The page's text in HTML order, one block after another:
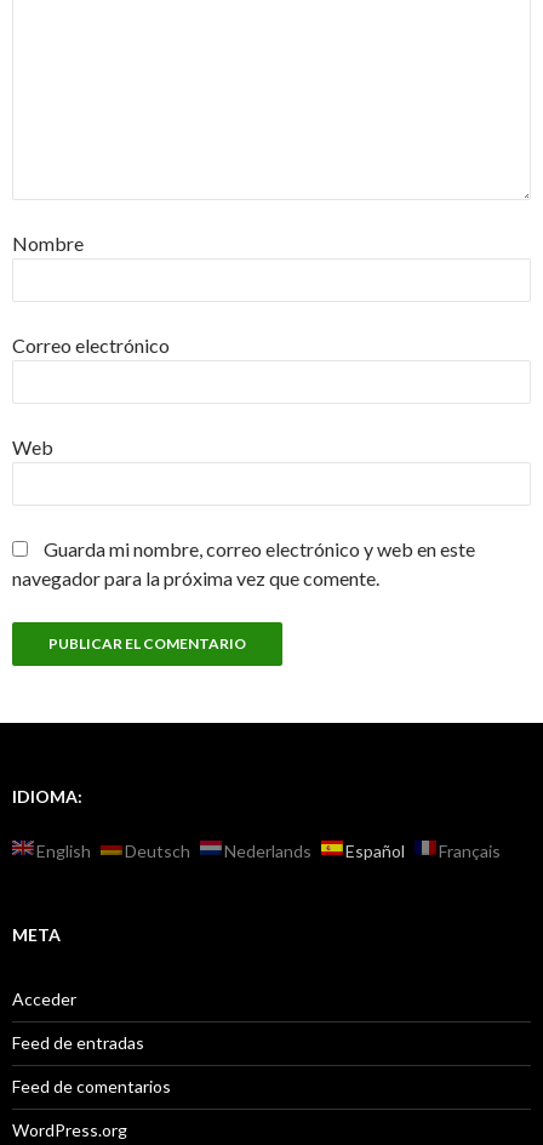
Nombre
Correo electrónico
Web
Guarda mi nombre, correo electrónico y web en este
navegador para la próxima vez que comente.
IDIOMA:
English Deutsch Nederlands Español Français
META
Acceder
Feed de entradas
Feed de comentarios
WordPress.org